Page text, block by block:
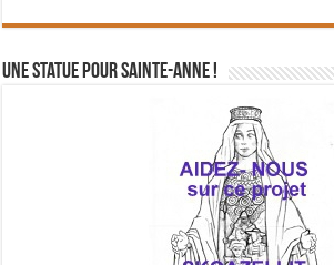
Une statue pour Sainte-Anne !